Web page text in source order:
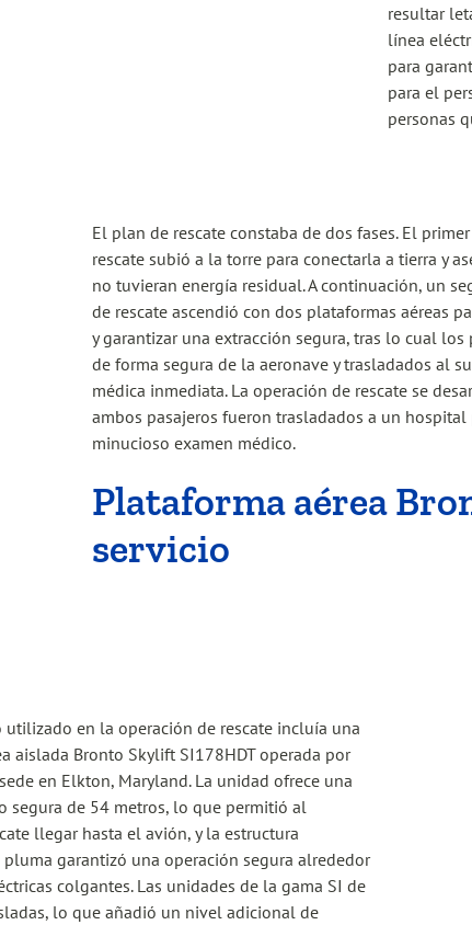
resultar
línea
para
para el
personas
El plan de rescate constaba de dos fases. El
rescate subió a la torre para conectarla a tierra y
no tuvieran energía residual. A continuación, un
de rescate ascendió con dos plataformas aéreas
y garantizar una extracción segura, tras lo cual los
de forma segura de la aeronave y trasladados al
médica inmediata. La operación de rescate se
ambos pasajeros fueron trasladados a un hospital
minucioso examen médico.
Plataforma aérea
servicio
utilizado en la operación de rescate incluía una
aislada Bronto Skylift SI178HDT operada por
en Elkton, Maryland. La unidad ofrece una
segura de 54 metros, lo que permitió al
llegar hasta el avión, y la estructura
garantizó una operación segura alrededor
colgantes. Las unidades de la gama SI de
lo que añadió un nivel adicional de